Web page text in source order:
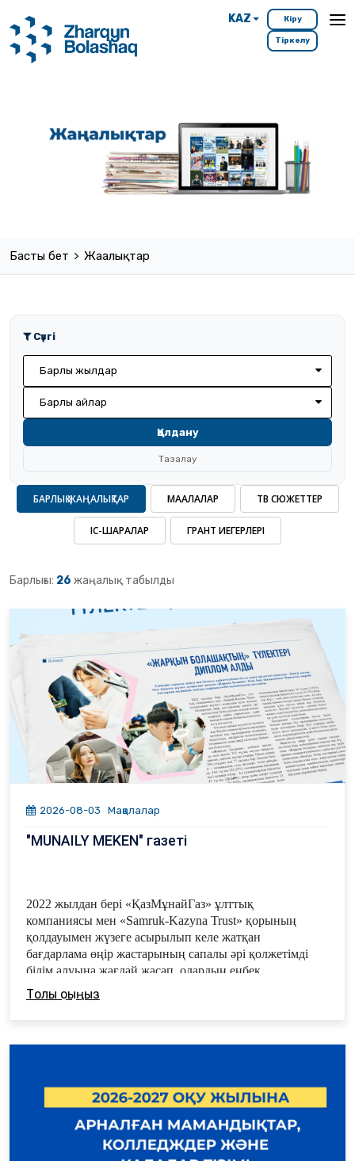
KAZ Кіру
Тіркелу
Басты бет Жаңалықтар
Сүзгі
Барлық жылдар
Барлық айлар
Қолдану
Тазалау
БАРЛЫҚ ЖАҢАЛЫҚТАР МАҚАЛАЛАР ТВ СЮЖЕТТЕР
ІС-ШАРАЛАР ГРАНТ ИЕГЕРЛЕРІ
Барлығы: 26 жаңалық табылды
2026-08-03 Мақалалар
"MUNAILY MEKEN" газеті
2022 жылдан бері «ҚазМұнайГаз» ұлт­тық
компаниясы мен «Samruk-Kazyna Trust» қорының
қолдауымен жүзеге асырылып келе жатқан
бағдарлама өңір жастарының сапалы әрі қолжетімді
білім алуына жағдай жасап, олардың еңбек
нарығында сұра­нысқа ие маман болып қалыптасуы­
на үлес қосты.
бөлі­гі – техникалық сала өкілдері.
Атап айтқан­да, 144 түлек (56,25%) техникалық
мамандық иесі атанып отыр.
Ал гуманитарлық бағытты 47 түлек (18,36%),
өнер және спорт саласын 26 түлек (10,16%),
Толық оқыңыз